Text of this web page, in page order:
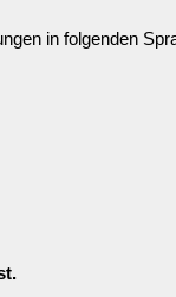
in folgenden